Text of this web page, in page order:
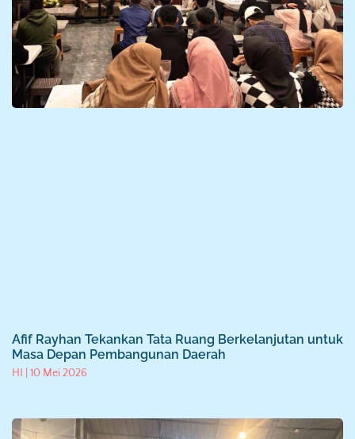
Afif Rayhan Tekankan Tata Ruang Berkelanjutan untuk
Masa Depan Pembangunan Daerah
HI 10 Mei 2026